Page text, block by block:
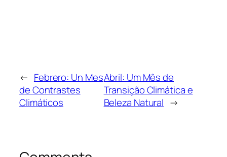
← Febrero: Un Mes
de Contrastes
Climáticos
Abril: Um Mês de
Transição Climática e
Beleza Natural →